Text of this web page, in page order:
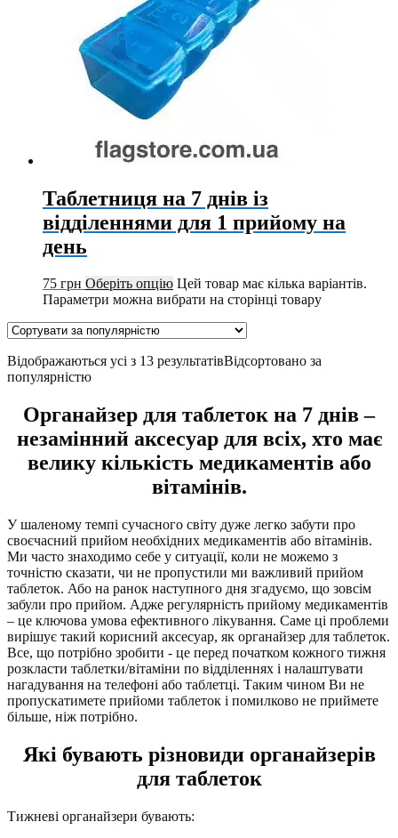
Таблетниця на 7 днів із
відділеннями для 1 прийому на
день
75 грн Оберіть опцію Цей товар має кілька варіантів.
Параметри можна вибрати на сторінці товару
Відображаються усі з 13 результатівВідсортовано за
популярністю
Органайзер для таблеток на 7 днів –
незамінний аксесуар для всіх, хто має
велику кількість медикаментів або
вітамінів.
У шаленому темпі сучасного світу дуже легко забути про
своєчасний прийом необхідних медикаментів або вітамінів.
Ми часто знаходимо себе у ситуації, коли не можемо з
точністю сказати, чи не пропустили ми важливий прийом
таблеток. Або на ранок наступного дня згадуємо, що зовсім
забули про прийом. Адже регулярність прийому медикаментів
– це ключова умова ефективного лікування. Саме ці проблеми
вирішує такий корисний аксесуар, як органайзер для таблеток.
Все, що потрібно зробити - це перед початком кожного тижня
розкласти таблетки/вітаміни по відділеннях і налаштувати
нагадування на телефоні або таблетці. Таким чином Ви не
пропускатимете прийоми таблеток і помилково не приймете
більше, ніж потрібно.
Які бувають різновиди органайзерів
для таблеток
Тижневі органайзери бувають: